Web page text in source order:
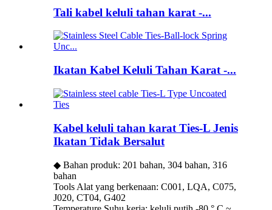
Tali kabel keluli tahan karat -...
Ikatan Kabel Keluli Tahan Karat -...
Kabel keluli tahan karat Ties-L Jenis
Ikatan Tidak Bersalut
◆ Bahan produk: 201 bahan, 304 bahan, 316
bahan
Tools Alat yang berkenaan: C001, LQA, C075,
J020, CT04, G402